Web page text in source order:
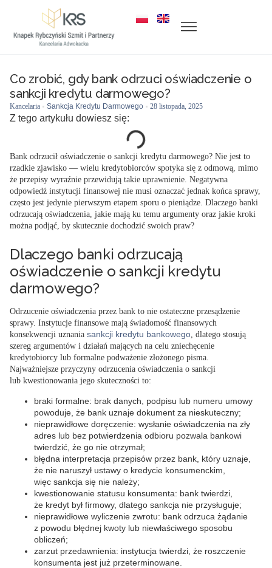
Co zrobić, gdy bank odrzuci oświadczenie o
sankcji kredytu darmowego?
Kancelaria Sankcja Kredytu Darmowego 28 listopada, 2025
Z tego artykułu dowiesz się:
Bank odrzucił oświadczenie o sankcji kredytu darmowego? Nie jest to
rzadkie zjawisko — wielu kredytobiorców spotyka się z odmową, mimo
że przepisy wyraźnie przewidują takie uprawnienie. Negatywna
odpowiedź instytucji finansowej nie musi oznaczać jednak końca sprawy,
często jest jedynie pierwszym etapem sporu o pieniądze. Dlaczego banki
odrzucają oświadczenia, jakie mają ku temu argumenty oraz jakie kroki
można podjąć, by skutecznie dochodzić swoich praw?
Dlaczego banki odrzucają
oświadczenie o sankcji kredytu
darmowego?
Odrzucenie oświadczenia przez bank to nie ostateczne przesądzenie
sprawy. Instytucje finansowe mają świadomość finansowych
konsekwencji uznania sankcji kredytu bankowego, dlatego stosują
szereg argumentów i działań mających na celu zniechęcenie
kredytobiorcy lub formalne podważenie złożonego pisma.
Najważniejsze przyczyny odrzucenia oświadczenia o sankcji
lub kwestionowania jego skuteczności to:
braki formalne: brak danych, podpisu lub numeru umowy
powoduje, że bank uznaje dokument za nieskuteczny;
nieprawidłowe doręczenie: wysłanie oświadczenia na zły
adres lub bez potwierdzenia odbioru pozwala bankowi
twierdzić, że go nie otrzymał;
błędna interpretacja przepisów przez bank, który uznaje,
że nie naruszył ustawy o kredycie konsumenckim,
więc sankcja się nie należy;
kwestionowanie statusu konsumenta: bank twierdzi,
że kredyt był firmowy, dlatego sankcja nie przysługuje;
nieprawidłowe wyliczenie zwrotu: bank odrzuca żądanie
z powodu błędnej kwoty lub niewłaściwego sposobu
obliczeń;
zarzut przedawnienia: instytucja twierdzi, że roszczenie
konsumenta jest już przeterminowane.